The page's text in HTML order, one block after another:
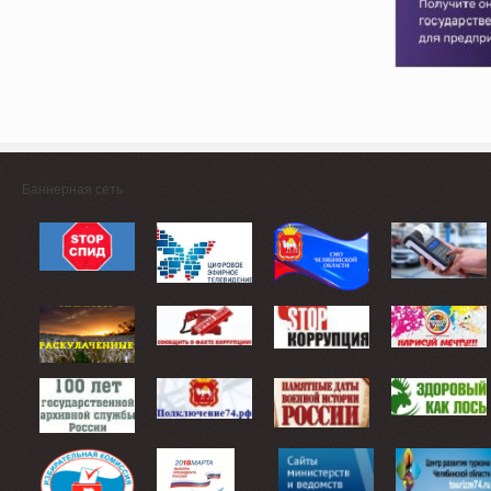
Баннерная сеть